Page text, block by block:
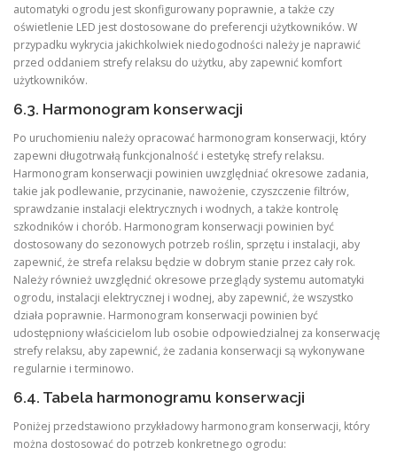
automatyki ogrodu jest skonfigurowany poprawnie, a także czy
oświetlenie LED jest dostosowane do preferencji użytkowników. W
przypadku wykrycia jakichkolwiek niedogodności należy je naprawić
przed oddaniem strefy relaksu do użytku, aby zapewnić komfort
użytkowników.
6.3. Harmonogram konserwacji
Po uruchomieniu należy opracować harmonogram konserwacji, który
zapewni długotrwałą funkcjonalność i estetykę strefy relaksu.
Harmonogram konserwacji powinien uwzględniać okresowe zadania,
takie jak podlewanie, przycinanie, nawożenie, czyszczenie filtrów,
sprawdzanie instalacji elektrycznych i wodnych, a także kontrolę
szkodników i chorób. Harmonogram konserwacji powinien być
dostosowany do sezonowych potrzeb roślin, sprzętu i instalacji, aby
zapewnić, że strefa relaksu będzie w dobrym stanie przez cały rok.
Należy również uwzględnić okresowe przeglądy systemu automatyki
ogrodu, instalacji elektrycznej i wodnej, aby zapewnić, że wszystko
działa poprawnie. Harmonogram konserwacji powinien być
udostępniony właścicielom lub osobie odpowiedzialnej za konserwację
strefy relaksu, aby zapewnić, że zadania konserwacji są wykonywane
regularnie i terminowo.
6.4. Tabela harmonogramu konserwacji
Poniżej przedstawiono przykładowy harmonogram konserwacji, który
można dostosować do potrzeb konkretnego ogrodu: